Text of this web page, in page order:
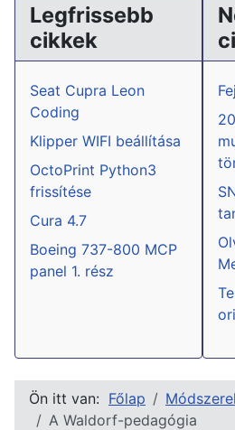
Legfrissebb
cikkek
Seat Cupra Leon
Coding
Klipper WIFI beállítása
OctoPrint Python3
frissítése
Cura 4.7
Boeing 737-800 MCP
panel 1. rész
Ön itt van: Főlap
A Waldorf-pedagógia